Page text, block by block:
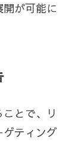
が可能に
とで、リ
ティング